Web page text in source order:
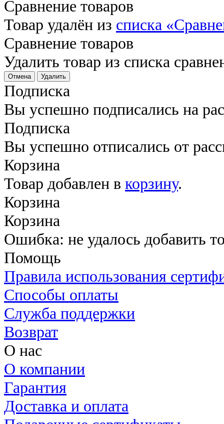
Сравнение товаров
Товар удалён из списка
Сравнение товаров
Удалить товар из списка
Отмена Удалить
Подписка
Вы успешно подписались на
Подписка
Вы успешно отписались от
Корзина
Товар добавлен в корзину.
Корзина
Корзина
Ошибка: не удалось добавить
Помощь
Правила использования
Способы оплаты
Служба поддержки
Возврат
О нас
О компании
Гарантия
Доставка и оплата